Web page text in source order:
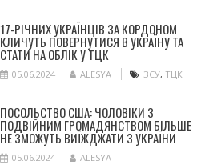
17-РІЧНИХ УКРАЇНЦІВ ЗА КОРДОНОМ
КЛИЧУТЬ ПОВЕРНУТИСЯ В УКРАЇНУ ТА
СТАТИ НА ОБЛІК У ТЦК
05.06.2024 ALESYA ЗСУ, ТЦК
ПОСОЛЬСТВО США: ЧОЛОВІКИ З
ПОДВІЙНИМ ГРОМАДЯНСТВОМ БІЛЬШЕ
НЕ ЗМОЖУТЬ ВИЇЖДЖАТИ З УКРАЇНИ
05.06.2024 ALESYA